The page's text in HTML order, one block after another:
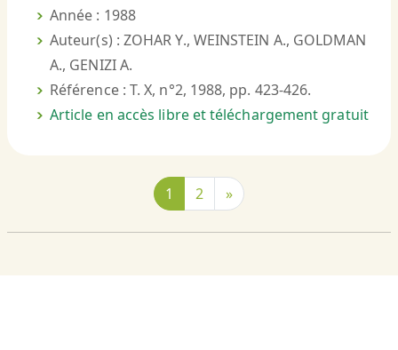
Année : 1988
Auteur(s) : ZOHAR Y., WEINSTEIN A., GOLDMAN
A., GENIZI A.
Référence : T. X, n°2, 1988, pp. 423-426.
Article en accès libre et téléchargement gratuit
1 2 »